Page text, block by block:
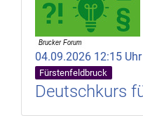
04.09.2026 12:15 Uhr
Fürstenfeldbruck
Deutschkurs